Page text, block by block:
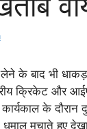
लेने के बाद भी
क्रिकेट और
के दौरान
मचाते हुए